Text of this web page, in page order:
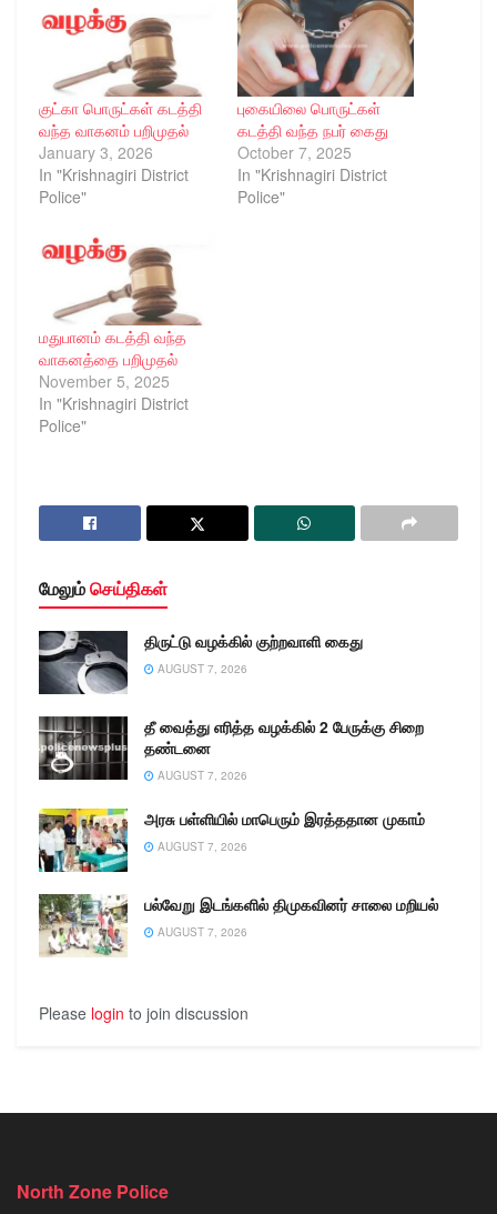
குட்கா பொருட்கள் கடத்தி
வந்த வாகனம் பறிமுதல்
January 3, 2026
In "Krishnagiri District
Police"
புகையிலை பொருட்கள்
கடத்தி வந்த நபர் கைது
October 7, 2025
In "Krishnagiri District
Police"
மதுபானம் கடத்தி வந்த
வாகனத்தை பறிமுதல்
November 5, 2025
In "Krishnagiri District
Police"
மேலும்செய்திகள்
திருட்டு வழக்கில் குற்றவாளி கைது
AUGUST 7, 2026
தீ வைத்து எரித்த வழக்கில் 2 பேருக்கு சிறை
தண்டனை
AUGUST 7, 2026
அரசு பள்ளியில் மாபெரும் இரத்ததான முகாம்
AUGUST 7, 2026
பல்வேறு இடங்களில் திமுகவினர் சாலை மறியல்
AUGUST 7, 2026
Please login to join discussion
North Zone Police